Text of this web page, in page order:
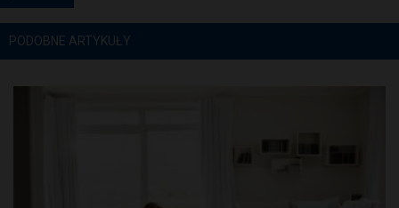
PODOBNE ARTYKUŁY